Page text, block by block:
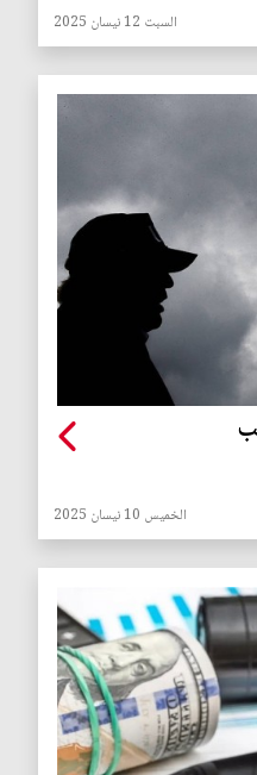
السبت 12 نيسان 2025
الخميس 10 نيسان 2025